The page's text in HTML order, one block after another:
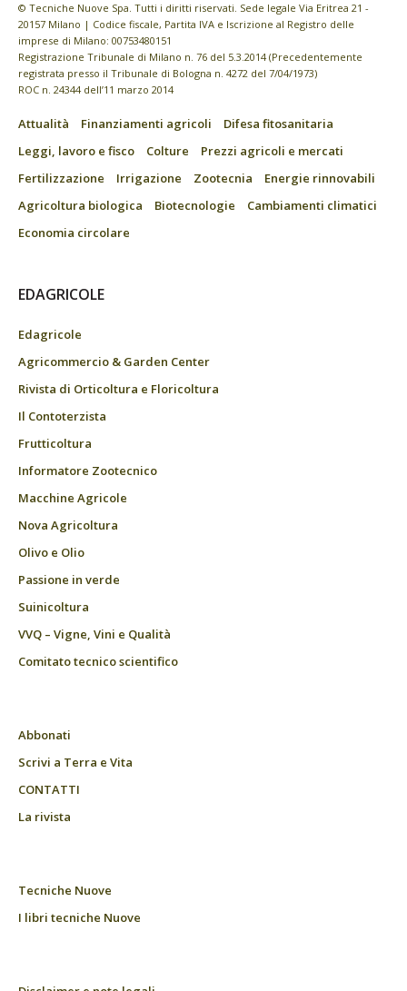
© Tecniche Nuove Spa. Tutti i diritti riservati. Sede legale Via Eritrea 21 -
20157 Milano | Codice fiscale, Partita IVA e Iscrizione al Registro delle
imprese di Milano: 00753480151
Registrazione Tribunale di Milano n. 76 del 5.3.2014 (Precedentemente
registrata presso il Tribunale di Bologna n. 4272 del 7/04/1973)
ROC n. 24344 dell’11 marzo 2014
Attualità Finanziamenti agricoli
Difesa fitosanitaria
Leggi, lavoro e fisco
Colture
Prezzi agricoli e mercati
Fertilizzazione
Irrigazione Zootecnia
Energie rinnovabili
Agricoltura biologica
Biotecnologie
Cambiamenti climatici
Economia circolare
EDAGRICOLE
Edagricole
Agricommercio & Garden Center
Rivista di Orticoltura e Floricoltura
Il Contoterzista
Frutticoltura
Informatore Zootecnico
Macchine Agricole
Nova Agricoltura
Olivo e Olio
Passione in verde
Suinicoltura
VVQ – Vigne, Vini e Qualità
Comitato tecnico scientifico
Abbonati
Scrivi a Terra e Vita
CONTATTI
La rivista
Tecniche Nuove
I libri tecniche Nuove